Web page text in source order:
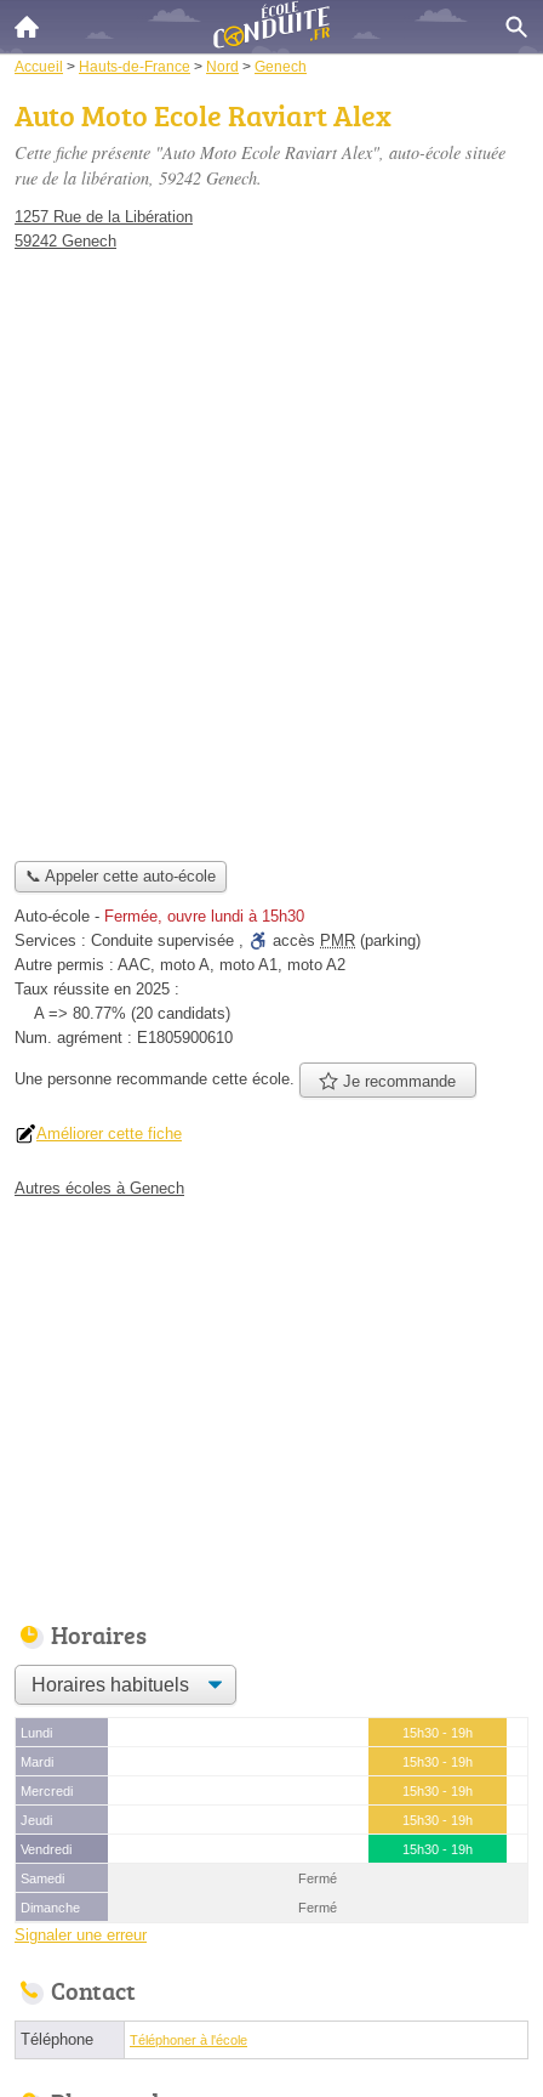
Accueil > Hauts-de-France > Nord > Genech
Auto Moto Ecole Raviart Alex
Cette fiche présente "Auto Moto Ecole Raviart Alex", auto-école située
rue de la libération, 59242 Genech.
1257 Rue de la Libération
59242 Genech
📞 Appeler cette auto-école
Auto-école - Fermée, ouvre lundi à 15h30
Services : Conduite supervisée , accès PMR (parking)
Autre permis : AAC, moto A, moto A1, moto A2
Taux réussite en 2025 :
A => 80.77% (20 candidats)
Num. agrément : E1805900610
Une personne recommande cette école. Je recommande
Améliorer cette fiche
Autres écoles à Genech
Horaires
Lundi
15h30 - 19h
Mardi
15h30 - 19h
Mercredi
15h30 - 19h
Jeudi
15h30 - 19h
Vendredi
15h30 - 19h
Samedi
Fermé
Dimanche
Fermé
Signaler une erreur
Contact
Téléphone Téléphoner à l'école